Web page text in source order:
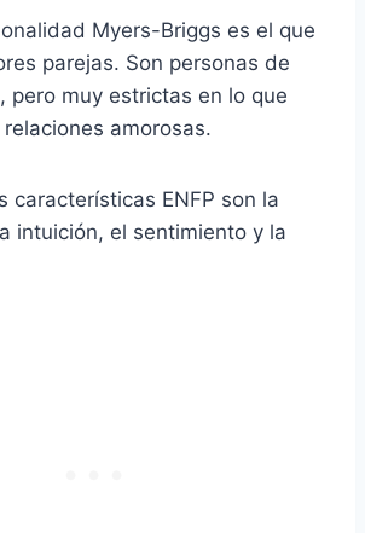
Myers-Briggs es el que
parejas. Son personas de
pero muy estrictas en lo que
amorosas.
características ENFP son la
intuición, el sentimiento y la